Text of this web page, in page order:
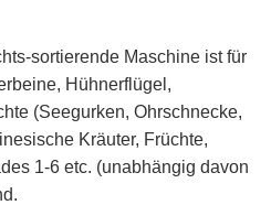
sortierende Maschine ist für
Hühnerflügel,
(Seegurken, Ohrschnecke,
Kräuter, Früchte,
1-6 etc. (unabhängig davon